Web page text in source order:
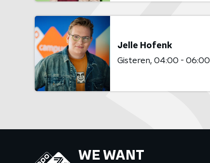
Jelle Hofenk
Gisteren 04:00 - 06:00
WE WANT